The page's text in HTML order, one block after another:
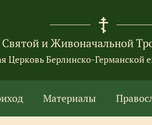
и Живоначальной
Церковь Берлинско-Германской
Материалы